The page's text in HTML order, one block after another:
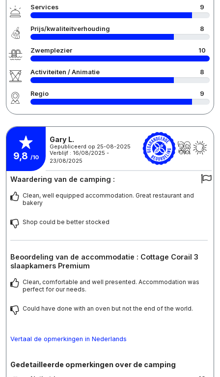
Services 9
Prijs/kwaliteitverhouding 8
Zwemplezier 10
Activiteiten / Animatie 8
Regio 9
9,8 /10
Gary L.
Gepubliceerd op 25-08-2025
Verblijf : 16/08/2025 -
23/08/2025
Waardering van de camping :
Clean, well equipped accommodation. Great restaurant and
bakery
Shop could be better stocked
Beoordeling van de accommodatie : Cottage Corail 3
slaapkamers Premium
Clean, comfortable and well presented. Accommodation was
perfect for our needs.
Could have done with an oven but not the end of the world.
Vertaal de opmerkingen in Nederlands
Gedetailleerde opmerkingen over de camping